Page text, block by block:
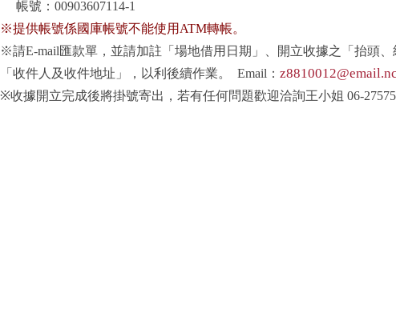
帳號：00903607114-1
※提供帳號係國庫帳號不能使用ATM轉帳。
※請E-mail匯款單，並請加註「場地借用日期」、開立收據之「抬頭、
「收件人及收件地址」，以利後續作業。 Email：
※收據開立完成後將掛號寄出，若有任何問題歡迎洽詢王小姐 06-